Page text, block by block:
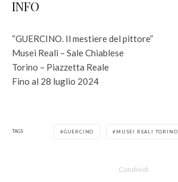
INFO
“GUERCINO. Il mestiere del pittore”
Musei Reali – Sale Chiablese
Torino – Piazzetta Reale
Fino al 28 luglio 2024
TAGS GUERCINO MUSEI REALI TORINO
Condividi